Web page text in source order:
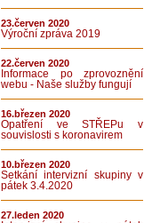
23.červen 2020
Výroční zpráva 2019
22.červen 2020
Informace po zprovoznění
webu - Naše služby fungují
16.březen 2020
Opatření ve STŘEPu v
souvislosti s koronavirem
10.březen 2020
Setkání intervizní skupiny v
pátek 3.4.2020
27.leden 2020